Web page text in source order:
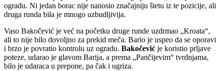
ogradu. Ni jedan borac nije nanosio značajniju štetu iz te pozicije, ali
druga runda bila je mnogo uzbudljivija.
Vaso Bakočević je već na početku druge runde uzdrmao „Kroata“,
ali to nije bilo dovoljno za prekid meča. Bario je uspeo da se oporavi
i brzo je povratio kontrolu uz ogradu. Bakočević je koristio prljave
poteze, udarao je glavom Barija, a prema „Pančijevim“ tvrdnjama,
bilo je udaraca u prepone, pa čak i ugriza.